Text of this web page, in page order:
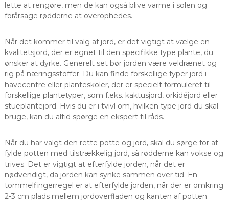
lette at rengøre, men de kan også blive varme i solen og
forårsage rødderne at overophedes.
Når det kommer til valg af jord, er det vigtigt at vælge en
kvalitetsjord, der er egnet til den specifikke type plante, du
ønsker at dyrke. Generelt set bør jorden være veldrænet og
rig på næringsstoffer. Du kan finde forskellige typer jord i
havecentre eller planteskoler, der er specielt formuleret til
forskellige plantetyper, som f.eks. kaktusjord, orkidéjord eller
stueplantejord. Hvis du er i tvivl om, hvilken type jord du skal
bruge, kan du altid spørge en ekspert til råds.
Når du har valgt den rette potte og jord, skal du sørge for at
fylde potten med tilstrækkelig jord, så rødderne kan vokse og
trives. Det er vigtigt at efterfylde jorden, når det er
nødvendigt, da jorden kan synke sammen over tid. En
tommelfingerregel er at efterfylde jorden, når der er omkring
2-3 cm plads mellem jordoverfladen og kanten af potten.